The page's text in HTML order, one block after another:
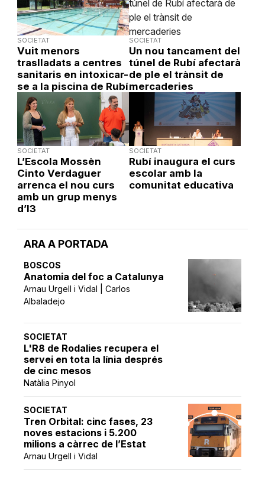
ARA A PORTADA
BOSCOS
Anatomia del foc a Catalunya
Arnau Urgell i Vidal | Carlos
Albaladejo
SOCIETAT
L'R8 de Rodalies recupera el
servei en tota la línia després
de cinc mesos
Natàlia Pinyol
SOCIETAT
Tren Orbital: cinc fases, 23
noves estacions i 5.200
milions a càrrec de l’Estat
Arnau Urgell i Vidal
SOCIETAT
Vuit menors
traslladats a centres
sanitaris en intoxicar-
se a la piscina de Rubí
SOCIETAT
Un nou tancament del
túnel de Rubí afectarà
de ple el trànsit de
mercaderies
SOCIETAT
L’Escola Mossèn
Cinto Verdaguer
arrenca el nou curs
amb un grup menys
d’I3
SOCIETAT
Rubí inaugura el curs
escolar amb la
comunitat educativa